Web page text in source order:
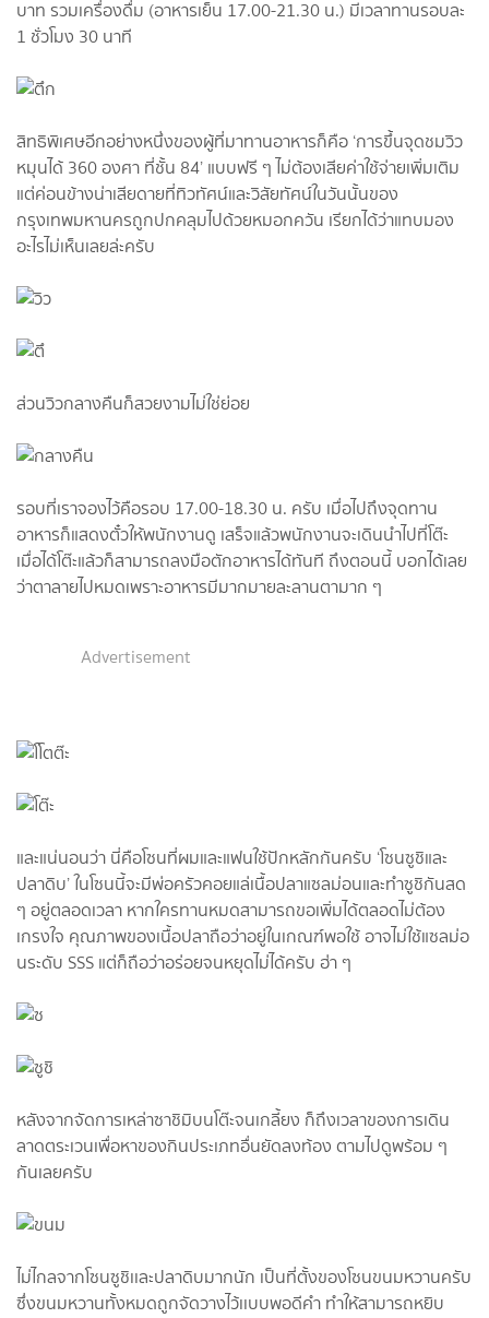
บาท รวมเครื่องดื่ม (อาหารเย็น 17.00-21.30 น.) มีเวลาทานรอบละ
1 ชั่วโมง 30 นาที
สิทธิพิเศษอีกอย่างหนึ่งของผู้ที่มาทานอาหารก็คือ ‘การขึ้นจุดชมวิว
หมุนได้ 360 องศา ที่ชั้น 84’ แบบฟรี ๆ ไม่ต้องเสียค่าใช้จ่ายเพิ่มเติม
แต่ค่อนข้างน่าเสียดายที่ทิวทัศน์และวิสัยทัศน์ในวันนั้นของ
กรุงเทพมหานครถูกปกคลุมไปด้วยหมอกควัน เรียกได้ว่าแทบมอง
อะไรไม่เห็นเลยล่ะครับ
ส่วนวิวกลางคืนก็สวยงามไม่ใช่ย่อย
รอบที่เราจองไว้คือรอบ 17.00-18.30 น. ครับ เมื่อไปถึงจุดทาน
อาหารก็แสดงตั๋วให้พนักงานดู เสร็จแล้วพนักงานจะเดินนำไปที่โต๊ะ
เมื่อได้โต๊ะแล้วก็สามารถลงมือตักอาหารได้ทันที ถึงตอนนี้ บอกได้เลย
ว่าตาลายไปหมดเพราะอาหารมีมากมายละลานตามาก ๆ
Advertisement
และแน่นอนว่า นี่คือโซนที่ผมและแฟนใช้ปักหลักกันครับ ‘โซนซูชิและ
ปลาดิบ’ ในโซนนี้จะมีพ่อครัวคอยแล่เนื้อปลาแซลม่อนและทำซูชิกันสด
ๆ อยู่ตลอดเวลา หากใครทานหมดสามารถขอเพิ่มได้ตลอดไม่ต้อง
เกรงใจ คุณภาพของเนื้อปลาถือว่าอยู่ในเกณฑ์พอใช้ อาจไม่ใช้แซลม่อ
นระดับ SSS แต่ก็ถือว่าอร่อยจนหยุดไม่ได้ครับ ฮ่า ๆ
หลังจากจัดการเหล่าซาชิมิบนโต๊ะจนเกลี้ยง ก็ถึงเวลาของการเดิน
ลาดตระเวนเพื่อหาของกินประเภทอื่นยัดลงท้อง ตามไปดูพร้อม ๆ
กันเลยครับ
ไม่ไกลจากโซนซูชิเเละปลาดิบมากนัก เป็นที่ตั้งของโซนขนมหวานครับ
ซึ่งขนมหวานทั้งหมดถูกจัดวางไว้เเบบพอดีคำ ทำให้สามารถหยิบ